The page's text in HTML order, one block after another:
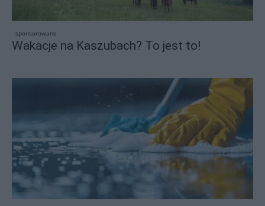
sponsorowane
Wakacje na Kaszubach? To jest to!